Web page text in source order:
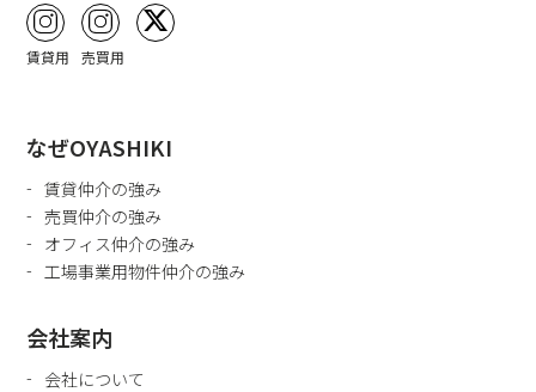
賃貸用 売買用
なぜOYASHIKI
賃貸仲介の強み
売買仲介の強み
オフィス仲介の強み
工場事業用物件仲介の強み
会社案内
会社について